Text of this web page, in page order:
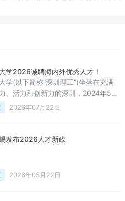
学2026诚聘海内外优秀人才！
学(以下简称“深圳理工”)坐落在充满
、活力和创新力的深圳，2024年5月
部批复设立，以中国科学院深圳先进
优质丰厚的科教产教资源为基
型大学。
2026年07月22日
发布2026人才新政
2026年05月22日